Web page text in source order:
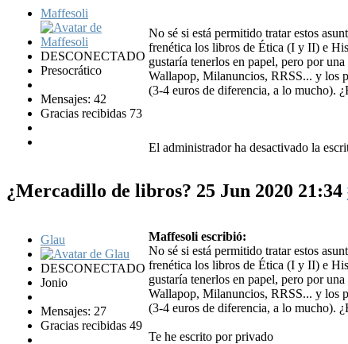
Maffesoli
DESCONECTADO
Presocrático
Mensajes: 42
Gracias recibidas 73
No sé si está permitido tratar estos
frenética los libros de Ética (I y II) e
gustaría tenerlos en papel, pero por
Wallapop, Milanuncios, RRSS... y los
(3-4 euros de diferencia, a lo mucho).
El administrador ha desactivado la
¿Mercadillo de libros? 25 Jun 2020 21:34
Glau
DESCONECTADO
Jonio
Mensajes: 27
Gracias recibidas 49
Maffesoli escribió:
No sé si está permitido tratar estos
frenética los libros de Ética (I y II) e
gustaría tenerlos en papel, pero por
Wallapop, Milanuncios, RRSS... y los
(3-4 euros de diferencia, a lo mucho).
Te he escrito por privado